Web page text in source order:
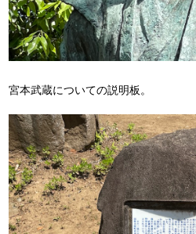
宮本武蔵についての説明板。